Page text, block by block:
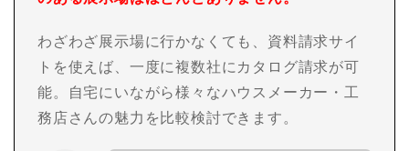
わざわざ展示場に行かなくても、資料請求サイ
トを使えば、一度に複数社にカタログ請求が可
能。自宅にいながら様々なハウスメーカー・工
務店さんの魅力を比較検討できます。